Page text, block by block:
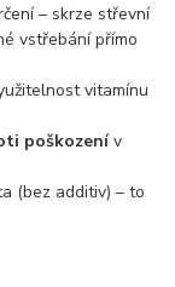
– skrze střevní
vstřebání přímo
vitamínu
poškozenív
(bez additiv) – to